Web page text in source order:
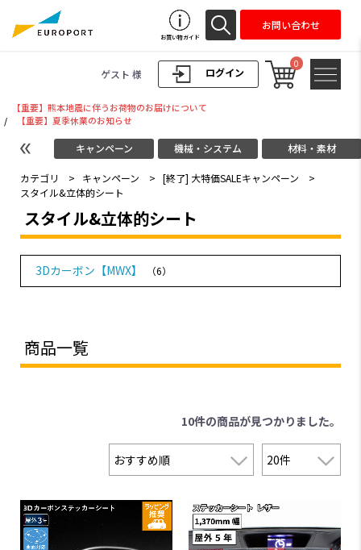
ログイン
ゲスト 様
0
お買い物ガイド
お問い合わせ
【重要】熊本地震に伴うお荷物のお届けについて
/
【重要】夏季休業のお知らせ
キャンペーン 機械・システム 材料・素材
カテゴリ > キャンペーン > [終了] 大特価SALEキャンペーン
>
スタイル&立体的シート
スタイル&立体的シート
3Dカーボン【MWX】 （6）
商品一覧
10件の商品が見つかりました。